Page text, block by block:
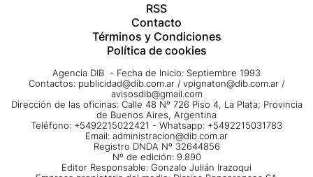
RSS
Contacto
Términos y Condiciones
Política de cookies
Agencia DIB - Fecha de Inicio: Septiembre 1993
Contactos: publicidad@dib.com.ar / vpignaton@dib.com.ar /
avisosdib@gmail.com
Dirección de las oficinas: Calle 48 Nº 726 Piso 4, La Plata; Provincia
de Buenos Aires, Argentina
Teléfono: +5492215022421 - Whatsapp: +5492215031783
Email: administracion@dib.com.ar
Registro DNDA Nº 32644856
Nº de edición: 9.890
Editor Responsable: Gonzalo Julián Irazoqui